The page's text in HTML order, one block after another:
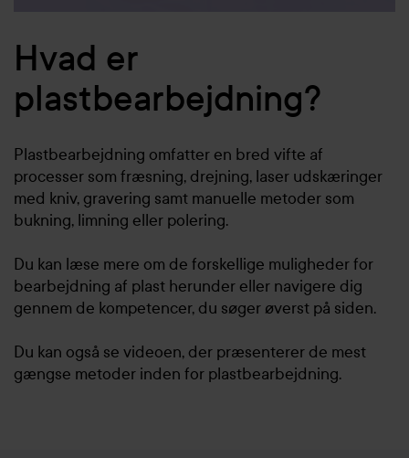
Hvad er
plastbearbejdning?
Plastbearbejdning omfatter en bred vifte af
processer som fræsning, drejning, laser udskæringer
med kniv, gravering samt manuelle metoder som
bukning, limning eller polering.
Du kan læse mere om de forskellige muligheder for
bearbejdning af plast herunder eller navigere dig
gennem de kompetencer, du søger øverst på siden.
Du kan også se videoen, der præsenterer de mest
gængse metoder inden for plastbearbejdning.